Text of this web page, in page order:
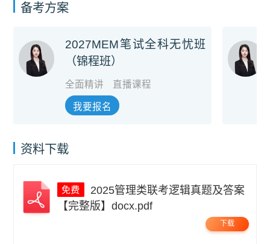
备考方案
2027MEM笔试全科无忧班
（锦程班）
全面精讲 直播课程
我要报名
资料下载
【完整版】docx.pdf
下载